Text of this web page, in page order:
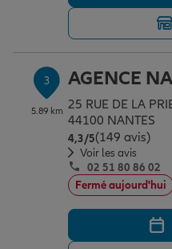
Garantie des accidents
Assurance scolaire
Protection juridique
3
5.89 km
AGENCE
25 RUE DE LA
44100 NANTES
4,3/5Note de 4.3 sur 5
(149 avis)
Voir les avis
02 51 80 86 02
Fermé aujourd'hui